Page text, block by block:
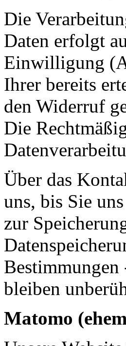
Die
Daten erfolgt
Einwilligung
Ihrer bereits
den Widerruf
Die
Über das
uns, bis Sie
zur
bleiben
Matomo